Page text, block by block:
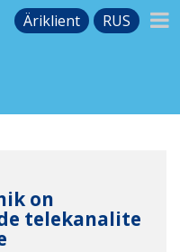
Äriklient RUS
on
telekanalite